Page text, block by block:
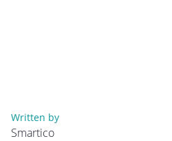
Written by
Smartico